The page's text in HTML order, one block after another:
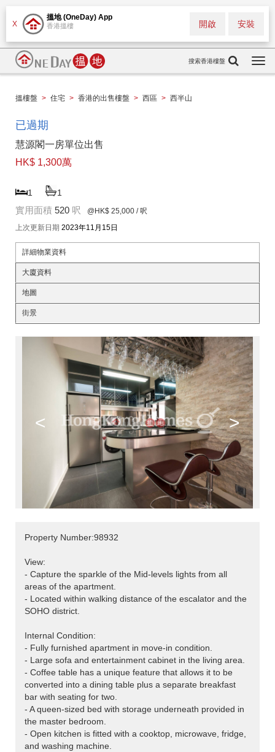
X
搵地 (OneDay) App
香港搵樓 安裝
開啟
搜索香港樓盤
搵樓盤 > 住宅 > 香港的出售樓盤 > 西區 > 西半山
已過期
慧源閣一房單位出售
HK$ 1,300萬
1 1
實用面積 520 呎 @HK$ 25,000 / 呎
上次更新日期 2023年11月15日
詳細物業資料
大廈資料
地圖
街景
< >
Property Number:98932
View:
- Capture the sparkle of the Mid-levels lights from all
areas of the apartment.
- Located within walking distance of the escalator and the
SOHO district.
Internal Condition:
- Fully furnished apartment in move-in condition.
- Large sofa and entertainment cabinet in the living area.
- Coffee table has a unique feature that allows it to be
converted into a dining table plus a separate breakfast
bar with seating for two.
- A queen-sized bed with storage underneath provided in
the master bedroom.
- Open kitchen is fitted with a cooktop, microwave, fridge,
and washing machine.